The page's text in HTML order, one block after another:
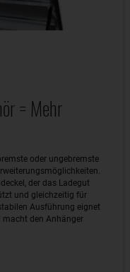
= Mehr
oder ungebremste
der das Ladegut
und gleichzeitig für
Ausführung eignet
macht den Anhänger